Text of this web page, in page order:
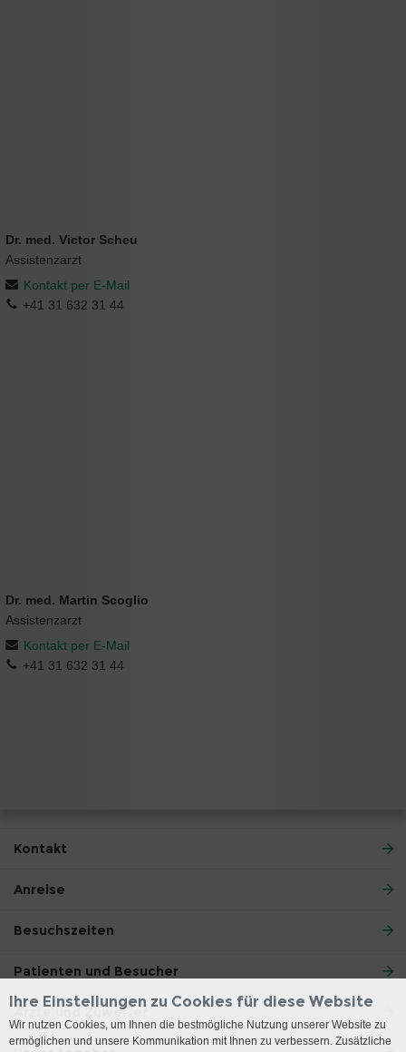
Dr. med. Victor Scheu
Assistenzarzt
Kontakt per E-Mail
+41 31 632 31 44
Dr. med. Martin Scoglio
Assistenzarzt
Kontakt per E-Mail
+41 31 632 31 44
Kontakt
Anreise
Besuchszeiten
Patienten und Besucher
Ärzte und Zuweiser
Ihre Einstellungen zu Cookies für diese Website
Wir nutzen Cookies, um Ihnen die bestmögliche Nutzung unserer Website zu
ermöglichen und unsere Kommunikation mit Ihnen zu verbessern. Zusätzliche